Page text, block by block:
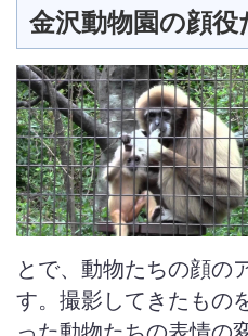
金沢動物園の顔役
とで、動物たちの顔の
す。撮影してきたもの